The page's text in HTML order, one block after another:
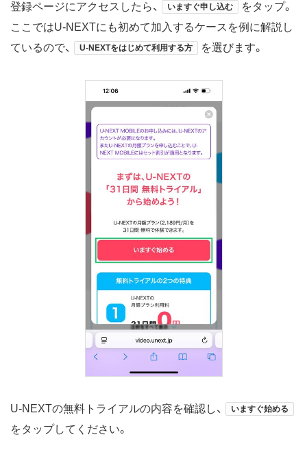
登録ページにアクセスしたら、 いますぐ申し込む
をタップ。
ここではU-NEXTにも初めて加入するケースを例に解説し
ているので、
U-NEXTをはじめて利用する方 を選びます。
U-NEXTの無料トライアルの内容を確認し、 いますぐ始める
をタップしてください。